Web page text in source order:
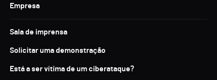
Empresa
Sala de imprensa
Solicitar uma demonstração
Está a ser vítima de um ciberataque?